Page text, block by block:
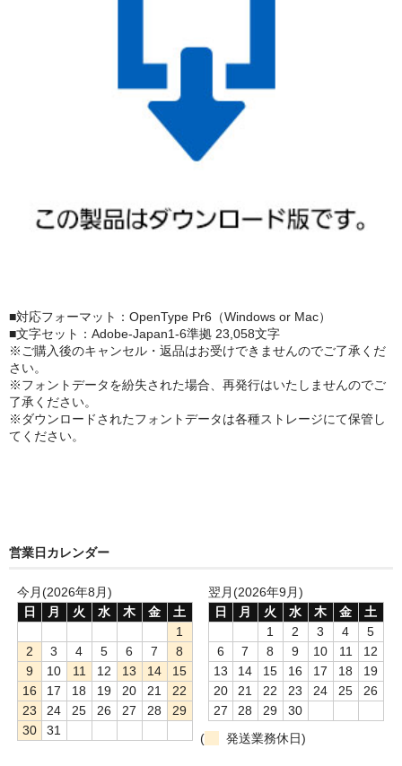
■対応フォーマット：OpenType Pr6（Windows or Mac）
■文字セット：Adobe-Japan1-6準拠 23,058文字
※ご購入後のキャンセル・返品はお受けできませんのでご了承くだ
さい。
※フォントデータを紛失された場合、再発行はいたしませんのでご
了承ください。
※ダウンロードされたフォントデータは各種ストレージにて保管し
てください。
営業日カレンダー
今月(2026年8月)
日
月 火 水 木 金
土
1
2
3 4 5 6 7
8
9
10 11 12 13 14
15
16
17 18 19 20 21
22
23
24 25 26 27 28
29
30
31
翌月(2026年9月)
日
月 火 水 木 金
土
1
2 3 4
5
6
7 8 9 10 11
12
13
14 15 16 17 18
19
20
21 22 23 24 25
26
27
28 29
30
(
発送業務休日)